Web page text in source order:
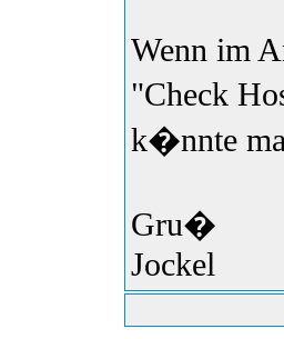
Wenn im
"Check
k�nnte
Gru�
Jockel